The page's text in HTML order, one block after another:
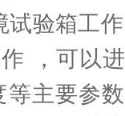
试验箱工
，可以
主要参